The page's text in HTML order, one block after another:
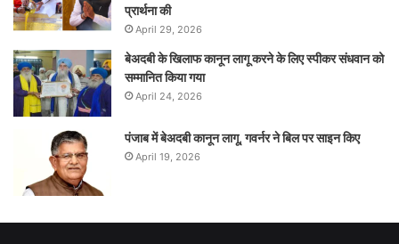
प्रार्थना की
April 29, 2026
बेअदबी के खिलाफ कानून लागू करने के लिए स्पीकर संधवान को
सम्मानित किया गया
April 24, 2026
पंजाब में बेअदबी कानून लागू, गवर्नर ने बिल पर साइन किए
April 19, 2026